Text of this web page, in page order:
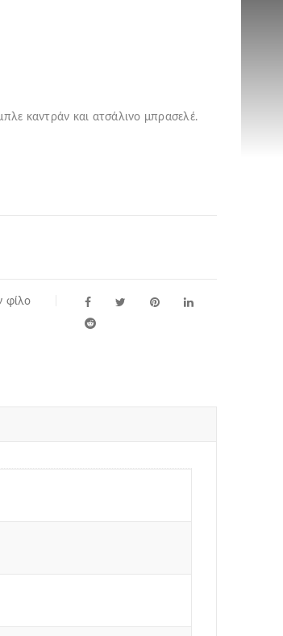
καντράν και ατσάλινο μπρασελέ.
φίλο